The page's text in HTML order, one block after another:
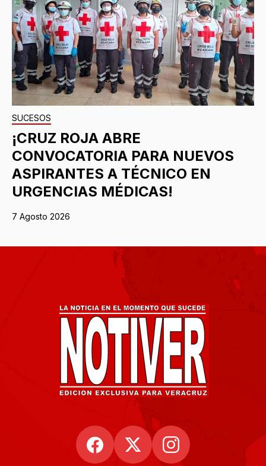
SUCESOS
¡CRUZ ROJA ABRE
CONVOCATORIA PARA NUEVOS
ASPIRANTES A TÉCNICO EN
URGENCIAS MÉDICAS!
7 Agosto 2026